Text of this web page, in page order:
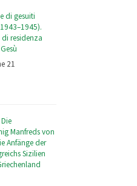
di gesuiti
residenza
21
Manfreds von
Anfänge der
Sizilien